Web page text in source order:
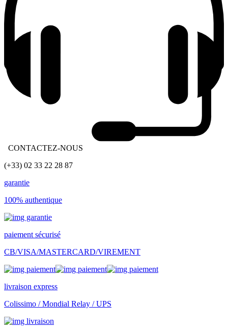
CONTACTEZ-NOUS
(+33) 02 33 22 28 87
garantie
100% authentique
paiement sécurisé
CB/VISA/MASTERCARD/VIREMENT
livraison express
Colissimo / Mondial Relay / UPS